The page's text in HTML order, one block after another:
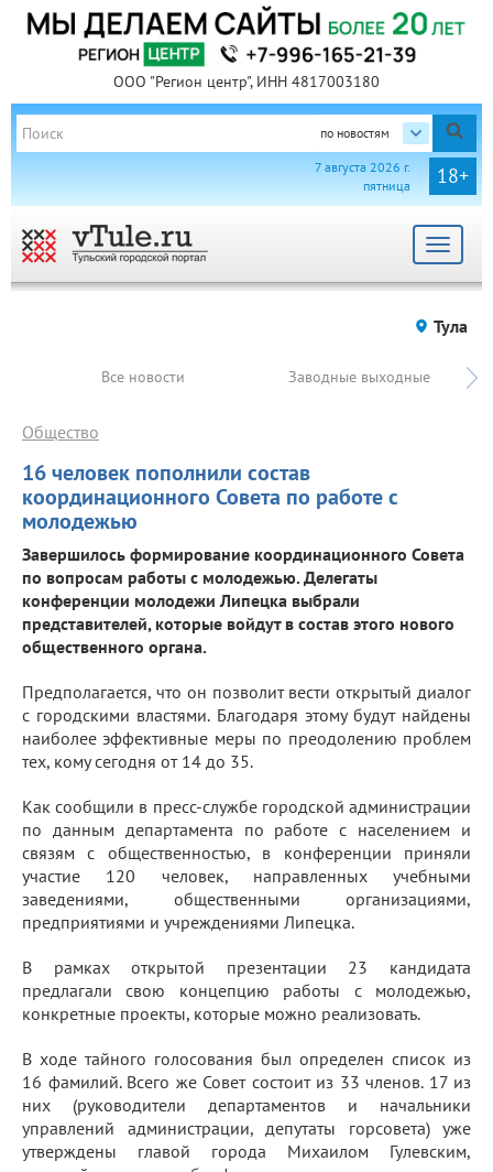
ООО "Регион центр", ИНН 4817003180
по новостям
18+
7 августа 2026 г.
пятница
Toggle
Тула
Все новости Заводные выходные
16 человек пополнили состав
координационного Совета по работе с
молодежью
Общество
Завершилось формирование координационного Совета
по вопросам работы с молодежью. Делегаты
конференции молодежи Липецка выбрали
представителей, которые войдут в состав этого нового
общественного органа.
Предполагается, что он позволит вести открытый диалог
с городскими властями. Благодаря этому будут найдены
наиболее эффективные меры по преодолению проблем
тех, кому сегодня от 14 до 35.
Как сообщили в пресс-службе городской администрации
по данным департамента по работе с населением и
связям с общественностью, в конференции приняли
участие 120 человек, направленных учебными
заведениями, общественными организациями,
предприятиями и учреждениями Липецка.
В рамках открытой презентации 23 кандидата
предлагали свою концепцию работы с молодежью,
конкретные проекты, которые можно реализовать.
В ходе тайного голосования был определен список из
16 фамилий. Всего же Совет состоит из 33 членов. 17 из
них (руководители департаментов и начальники
управлений администрации, депутаты горсовета) уже
утверждены главой города Михаилом Гулевским,